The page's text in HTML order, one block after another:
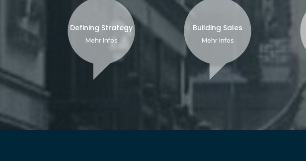
Defining Strategy
Mehr Infos
Building Sales
Mehr Infos